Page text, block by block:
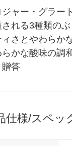
ジャー・グラ
される3種類の
ィさとやわらか
かな酸味の調
贈答
仕様/スペッ